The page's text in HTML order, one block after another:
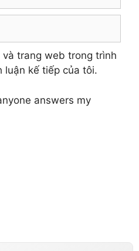
trang web trong trình
luận kế tiếp của tôi.
answers my